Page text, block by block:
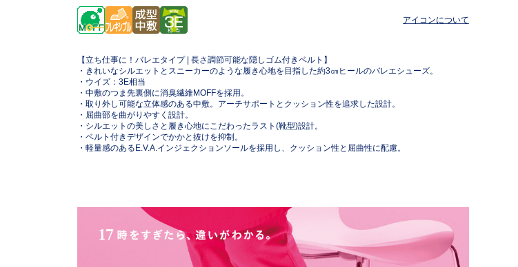
アイコンについて
【立ち仕事に！バレエタイプ | 長さ調節可能な隠しゴム付きベルト】
・きれいなシルエットとスニーカーのような履き心地を目指した約3㎝ヒールのバレエシューズ。
・ウイズ：3E相当
・中敷のつま先裏側に消臭繊維MOFFを採用。
・取り外し可能な立体感のある中敷。アーチサポートとクッション性を追求した設計。
・屈曲部を曲がりやすく設計。
・シルエットの美しさと履き心地にこだわったラスト(靴型)設計。
・ベルト付きデザインでかかと抜けを抑制。
・軽量感のあるE.V.A.インジェクションソールを採用し、クッション性と屈曲性に配慮。